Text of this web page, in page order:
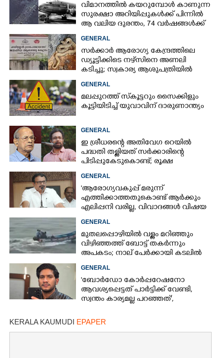
വിമാനത്തിൽ കയറുമ്പോൾ കാണുന്ന
സുരക്ഷാ അറിയിപ്പുകൾക്ക് പിന്നിൽ
ആ വലിയ ദുരന്തം, 74 വർഷങ്ങൾക്ക്
GENERAL
സർക്കാർ ആരോഗ്യ കേന്ദ്രത്തിലെ
ഡ്യൂട്ടിക്കിടെ നഴ്സിനെ അണലി
കടിച്ചു; സ്വകാര്യ ആശുപത്രിയിൽ
GENERAL
മലപ്പുറത്ത് സ്‌കൂട്ടറും സൈക്കിളും
കൂട്ടിയിടിച്ച് യുവാവിന് ദാരുണാന്ത്യം
GENERAL
ഇ ശ്രീധരന്റെ അതിവേഗ റെയിൽ
പദ്ധതി തള്ളിയത് സർക്കാരിന്റെ
പിടിപ്പുകേടുകൊണ്ട്; രൂക്ഷ
GENERAL
'ആരോഗ്യവകുപ്പ് മരുന്ന്
എത്തിക്കാത്തതുകൊണ്ട് ആർക്കും
എലിപ്പനി വരില്ല, വിവാദങ്ങൾ വിഷയ
GENERAL
മുതലപ്പൊഴിയിൽ വള്ളം മറിഞ്ഞും
വിഴിഞ്ഞത്ത് ബോട്ട് തകർന്നും
അപകടം; നാല് പേർക്കായി കടലിൽ
GENERAL
'ബോർഡോ കോർപ്പറേഷനോ
ആവശ്യപ്പെട്ടത് പാർട്ടിക്ക് വേണ്ടി,​
സ്വന്തം കാര്യമല്ല പറഞ്ഞത്',​
മാരാർ
KERALA KAUMUDI EPAPER